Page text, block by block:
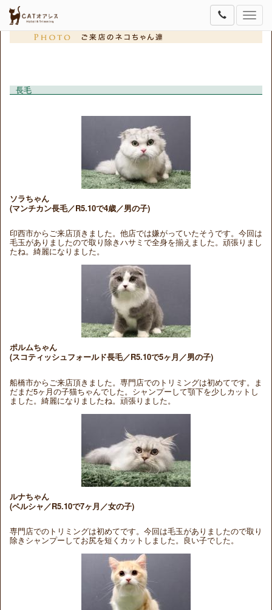
Toggle
長毛
ソラちゃん
(マンチカン長毛／R5.10で4歳／男の子)
印西市からご来店頂きました。他店では嫌がっていたそうです。今回は
毛玉がありましたので取り除きハサミで全身を揃えました。頑張りまし
たね。綺麗になりました。
ポルムちゃん
(スコティッシュフォールド長毛／R5.10で5ヶ月／男の子)
船橋市からご来店頂きました。専門店でのトリミングは初めてです。ま
だまだ5ヶ月の子猫ちゃんでした。シャンプーして顎下を少しカットし
ました。綺麗になりましたね。頑張りました。
ルナちゃん
(ペルシャ／R5.10で7ヶ月／女の子)
専門店でのトリミングは初めてです。今回は毛玉がありましたので取り
除きシャンプーしてお尻を短くカットしました。良い子でした。